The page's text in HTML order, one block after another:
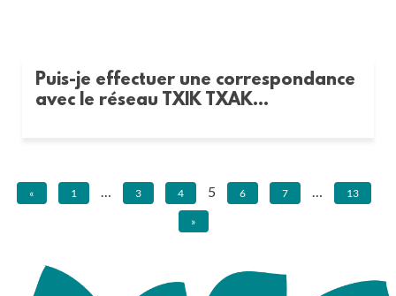
Puis-je effectuer une correspondance
avec le réseau TXIK TXAK...
« 1 … 3 4 5 6 7 … 13
»